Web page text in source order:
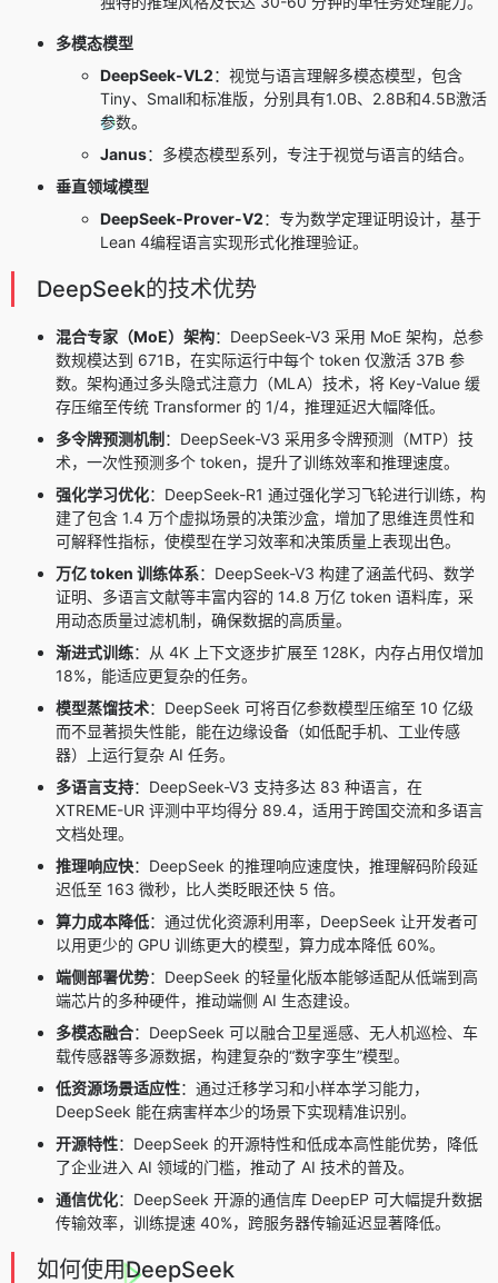
多模态模型
DeepSeek-VL2：视觉与语言理解多模态模型，包含
Tiny、Small和标准版，分别具有1.0B、2.8B和4.5B激活
参数。
Janus：多模态模型系列，专注于视觉与语言的结合。
垂直领域模型
DeepSeek-Prover-V2：专为数学定理证明设计，基于
Lean 4编程语言实现形式化推理验证。
DeepSeek的技术优势
混合专家（MoE）架构：DeepSeek-V3 采用 MoE 架构，总参
数规模达到 671B，在实际运行中每个 token 仅激活 37B 参
数。架构通过多头隐式注意力（MLA）技术，将 Key-Value 缓
存压缩至传统 Transformer 的 1/4，推理延迟大幅降低。
多令牌预测机制 ：DeepSeek-V3 采用多令牌预测（MTP）技
术，一次性预测多个 token，提升了训练效率和推理速度。
强化学习优化：DeepSeek-R1 通过强化学习飞轮进行训练，构
建了包含 1.4 万个虚拟场景的决策沙盒，增加了思维连贯性和
可解释性指标，使模型在学习效率和决策质量上表现出色。
万亿 token 训练体系：DeepSeek-V3 构建了涵盖代码、数学
证明、多语言文献等丰富内容的 14.8 万亿 token 语料库，采
用动态质量过滤机制，确保数据的高质量。
渐进式训练：从 4K 上下文逐步扩展至 128K，内存占用仅增加
18%，能适应更复杂的任务。
模型蒸馏技术：DeepSeek 可将百亿参数模型压缩至 10 亿级
而不显著损失性能，能在边缘设备（如低配手机、工业传感
器）上运行复杂 AI 任务。
多语言支持：DeepSeek-V3 支持多达 83 种语言，在
XTREME-UR 评测中平均得分 89.4，适用于跨国交流和多语言
文档处理。
推理响应快：DeepSeek 的推理响应速度快，推理解码阶段延
迟低至 163 微秒，比人类眨眼还快 5 倍。
算力成本降低：通过优化资源利用率，DeepSeek 让开发者可
以用更少的 GPU 训练更大的模型，算力成本降低 60%。
端侧部署优势：DeepSeek 的轻量化版本能够适配从低端到高
端芯片的多种硬件，推动端侧 AI 生态建设。
多模态融合：DeepSeek 可以融合卫星遥感、无人机巡检、车
载传感器等多源数据，构建复杂的“数字孪生”模型。
低资源场景适应性：通过迁移学习和小样本学习能力，
DeepSeek 能在病害样本少的场景下实现精准识别。
开源特性：DeepSeek 的开源特性和低成本高性能优势，降低
了企业进入 AI 领域的门槛，推动了 AI 技术的普及。
通信优化：DeepSeek 开源的通信库 DeepEP 可大幅提升数据
传输效率，训练提速 40%，跨服务器传输延迟显著降低。
如何使用DeepSeek